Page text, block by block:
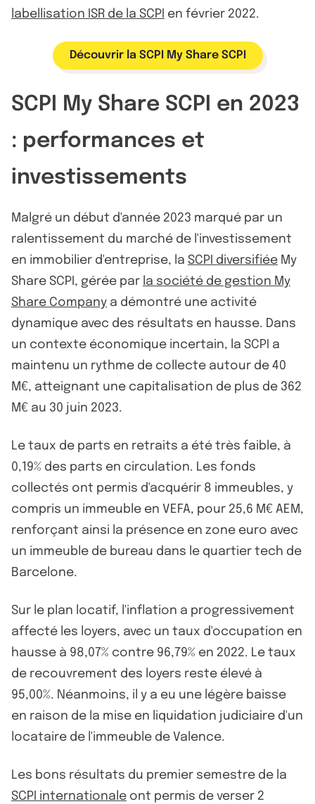
labellisation ISR de la SCPI en février 2022.
Découvrir la SCPI My Share SCPI
SCPI My Share SCPI en 2023
: performances et
investissements
Malgré un début d'année 2023 marqué par un
ralentissement du marché de l'investissement
en immobilier d'entreprise, la SCPI diversifiée My
Share SCPI, gérée par la société de gestion My
Share Company a démontré une activité
dynamique avec des résultats en hausse. Dans
un contexte économique incertain, la SCPI a
maintenu un rythme de collecte autour de 40
M€, atteignant une capitalisation de plus de 362
M€ au 30 juin 2023.
Le taux de parts en retraits a été très faible, à
0,19% des parts en circulation. Les fonds
collectés ont permis d'acquérir 8 immeubles, y
compris un immeuble en VEFA, pour 25,6 M€ AEM,
renforçant ainsi la présence en zone euro avec
un immeuble de bureau dans le quartier tech de
Barcelone.
Sur le plan locatif, l'inflation a progressivement
affecté les loyers, avec un taux d'occupation en
hausse à 98,07% contre 96,79% en 2022. Le taux
de recouvrement des loyers reste élevé à
95,00%. Néanmoins, il y a eu une légère baisse
en raison de la mise en liquidation judiciaire d'un
locataire de l'immeuble de Valence.
Les bons résultats du premier semestre de la
SCPI internationale ont permis de verser 2